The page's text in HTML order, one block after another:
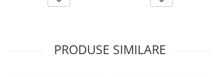
PRODUSE SIMILARE